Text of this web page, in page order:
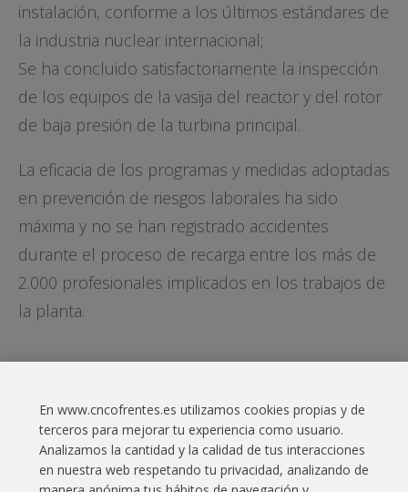
instalación, conforme a los últimos estándares de
la industria nuclear internacional;
Se ha concluido satisfactoriamente la inspección
de los equipos de la vasija del reactor y del rotor
de baja presión de la turbina principal.
La eficacia de los programas y medidas adoptadas
en prevención de riesgos laborales ha sido
máxima y no se han registrado accidentes
durante el proceso de recarga entre los más de
2.000 profesionales implicados en los trabajos de
la planta.
En www.cncofrentes.es utilizamos cookies propias y de
terceros para mejorar tu experiencia como usuario.
Analizamos la cantidad y la calidad de tus interacciones
en nuestra web respetando tu privacidad, analizando de